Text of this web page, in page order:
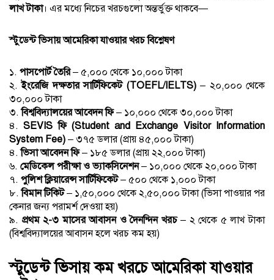
লাখ টাকা। এর মধ্যে নিচের খরচগুলো অন্তর্ভুক্ত থাকবে—
স্টুডেন্ট ভিসায় আমেরিকা যাওয়ার খরচ বিশ্লেষণ
১. পাসপোর্ট তৈরি– ৫,০০০ থেকে ১০,০০০ টাকা
২.ইংরেজি দক্ষতার সার্টিফিকেট (TOEFL/IELTS)– ২০,০০০ থেকে
৩০,০০০ টাকা
৩.বিশ্ববিদ্যালয়ের আবেদন ফি– ১০,০০০ থেকে ৩০,০০০ টাকা
৪.SEVIS ফি (Student and Exchange Visitor Information
System Fee) – ৩৭৫ ডলার (প্রায় ৪৫,০০০ টাকা)
৪.ভিসা আবেদন ফি– ১৮৫ ডলার (প্রায় ২২,০০০ টাকা)
৬. মেডিকেল পরীক্ষা ও ভ্যাকসিনেশন– ১০,০০০ থেকে ২০,০০০ টাকা
৭. পুলিশ ক্লিয়ারেন্স সার্টিফিকেট– ৫০০ থেকে ১,০০০ টাকা
৮.বিমান টিকিট– ১,৫০,০০০ থেকে ২,৫০,০০০ টাকা (ভিসা পাওয়ার পর
কেনার জন্য পরামর্শ দেওয়া হয়)
৯. প্রথম ২-৩ মাসের আবাসন ও দৈনন্দিন খরচ– ২ থেকে ৫ লাখ টাকা
(বিশ্ববিদ্যালয়ের আবাসন হলে খরচ কম হয়)
স্টুডেন্ট ভিসায় কম খরচে আমেরিকা যাওয়ার